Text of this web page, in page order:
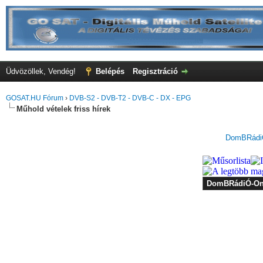
Üdvözöllek, Vendég! Belépés Regisztráció
GOSAT.HU Fórum › DVB-S2 - DVB-T2 - DVB-C - DX - EPG
Műhold vételek friss hírek